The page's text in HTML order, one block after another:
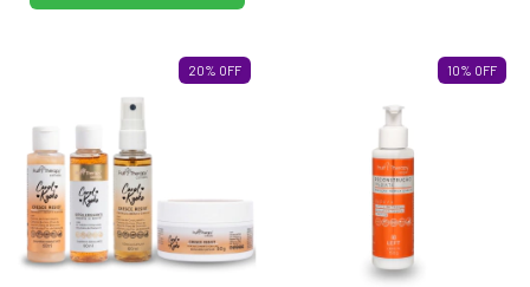
20% OFF 10% OFF